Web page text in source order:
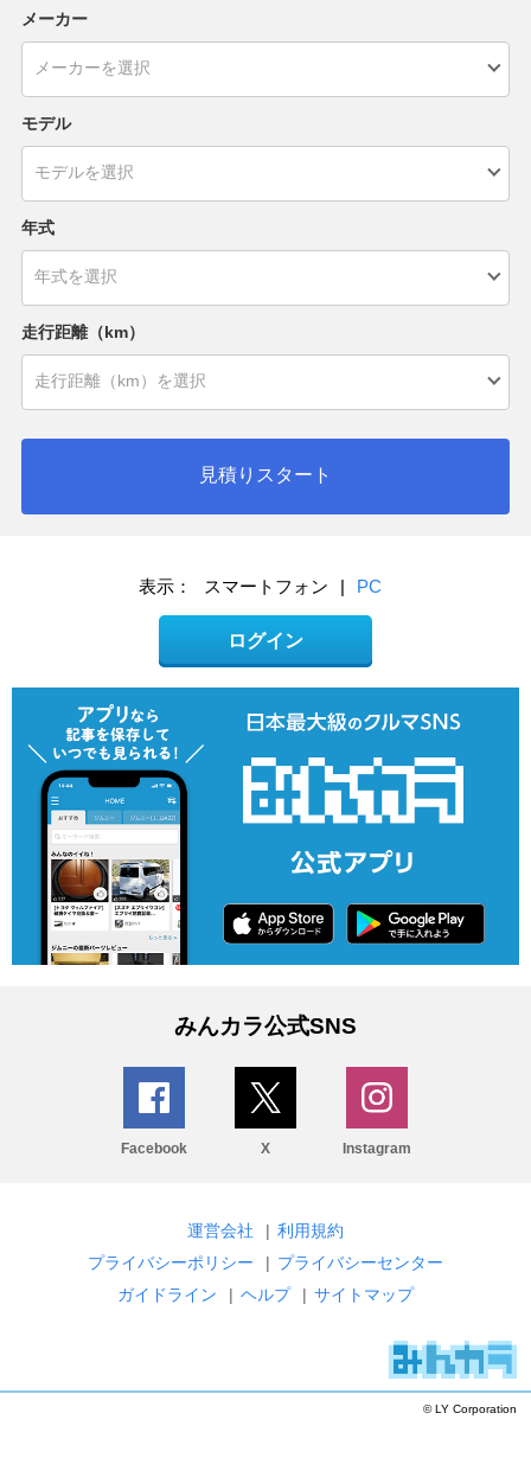
メーカー
モデル
年式
走行距離（km）
見積りスタート
表示： スマートフォン | PC
ログイン
みんカラ公式SNS
Facebook X Instagram
運営会社 | 利用規約
プライバシーポリシー
| プライバシーセンター
ガイドライン
| ヘルプ | サイトマップ
© LY Corporation